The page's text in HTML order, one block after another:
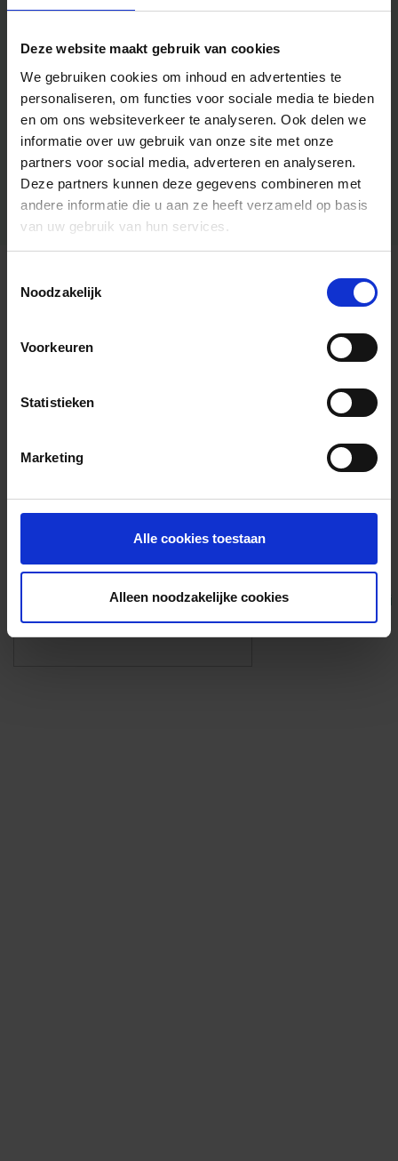
Deze website maakt gebruik van cookies
We gebruiken cookies om inhoud en advertenties te
personaliseren, om functies voor sociale media te bieden
en om ons websiteverkeer te analyseren. Ook delen we
informatie over uw gebruik van onze site met onze
partners voor social media, adverteren en analyseren.
Deze partners kunnen deze gegevens combineren met
andere informatie die u aan ze heeft verzameld op basis
van uw gebruik van hun services.
Noodzakelijk
Voorkeuren
Statistieken
Marketing
Alle cookies toestaan
Alleen noodzakelijke cookies
Algemene informatie
Foto’s ({{photos.length}})
Eigen foto’s